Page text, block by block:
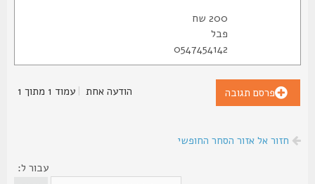
0547454142
פרסם תגובה הודעה אחת |עמוד1מתוך1
חזור אל אזור הסחר החופשי
עבור ל: